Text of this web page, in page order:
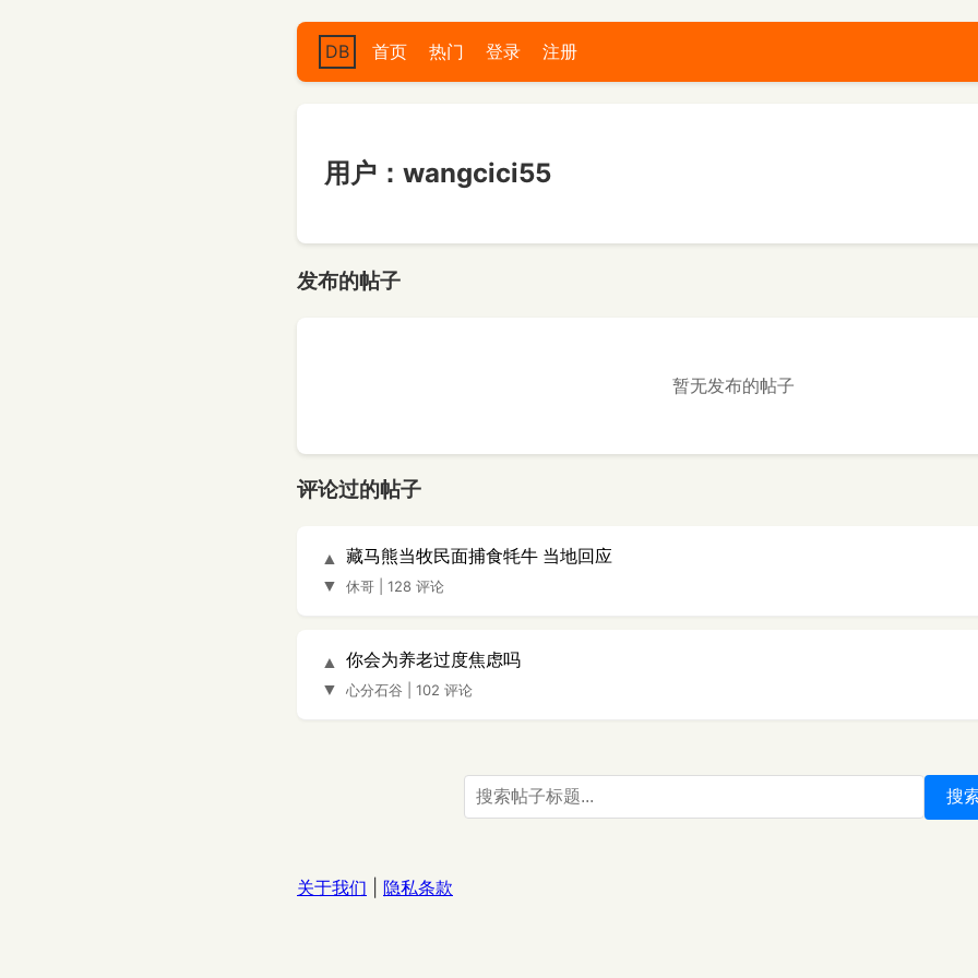
DB 首页 热门 登录 注册
用户：wangcici55
发布的帖子
暂无发布的帖子
评论过的帖子
▲
▼
藏马熊当牧民面捕食牦牛 当地回应
休哥 128 评论
▲
▼
你会为养老过度焦虑吗
心分石谷 102 评论
搜
关于我们 隐私条款